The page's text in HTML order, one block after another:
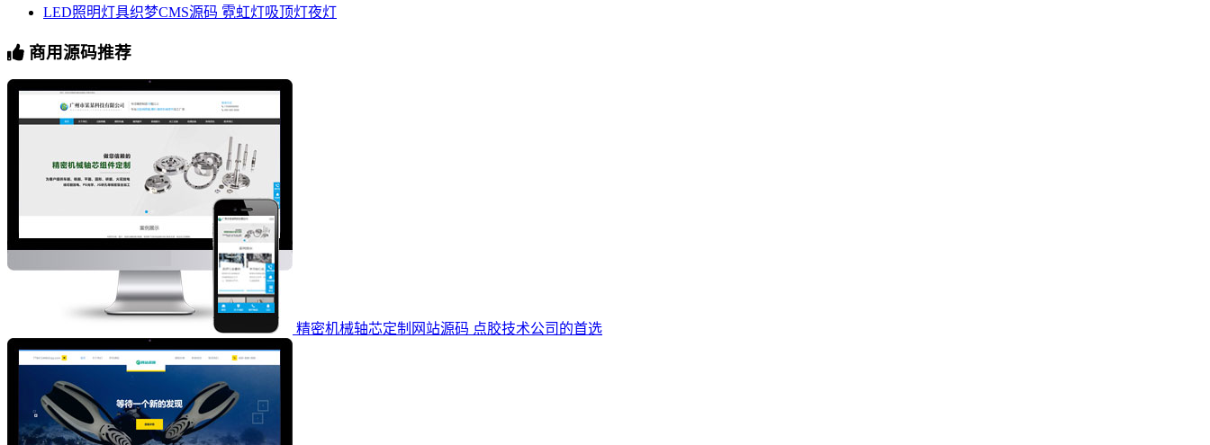
LED照明灯具织梦CMS源码 霓虹灯吸顶灯夜灯
商用源码推荐
精密机械轴芯定制网站源码 点胶技术公司的首选